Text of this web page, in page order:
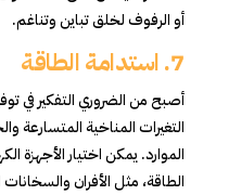
أو الرفوف لخلق تباين وتناغم.
7. استدامة الطاقة
أصبح من الضروري التفكير في
التغيرات المناخية المتسارعة
الموارد. يمكن اختيار الأجهزة
الطاقة، مثل الأفران